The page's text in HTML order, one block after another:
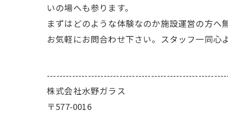
いの場へも参ります。
まずはどのような体験なのか施設運営の方へ
お気軽にお問合わせ下さい。スタッフ一同心
株式会社水野ガラス
〒577-0016